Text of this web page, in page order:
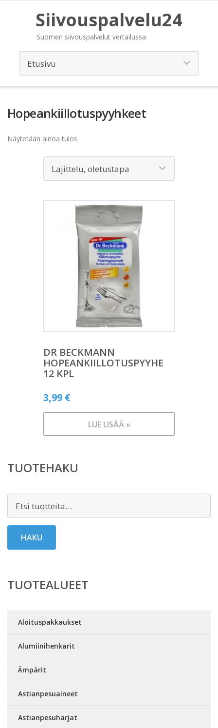
Siivouspalvelu24
Suomen siivouspalvelut vertailussa
Hopeankiillotuspyyhkeet
Näytetään ainoa tulos
DR BECKMANN
HOPEANKIILLOTUSPYYHE
12 KPL
3,99 €
LUE LISÄÄ »
TUOTEHAKU
HAKU
TUOTEALUEET
Aloituspakkaukset
Alumiinihenkarit
Ämpärit
Astianpesuaineet
Astianpesuharjat